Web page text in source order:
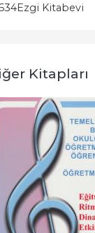
Ezgi Kitabevi
Kitapları